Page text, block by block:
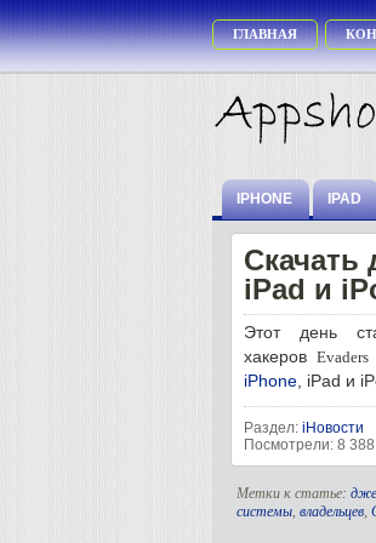
ГЛАВНАЯ
IPHONE IPAD
Скачать
iPad и
Этот день
хакеров Evaders
iPhone , iPad и
Раздел: iНовости
Посмотрели: 8
Метки к статье:
системы, владельцев,